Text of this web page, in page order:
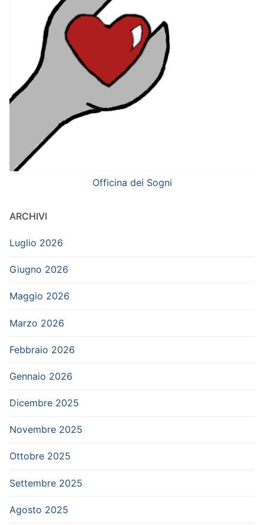
Officina dei Sogni
ARCHIVI
Luglio 2026
Giugno 2026
Maggio 2026
Marzo 2026
Febbraio 2026
Gennaio 2026
Dicembre 2025
Novembre 2025
Ottobre 2025
Settembre 2025
Agosto 2025